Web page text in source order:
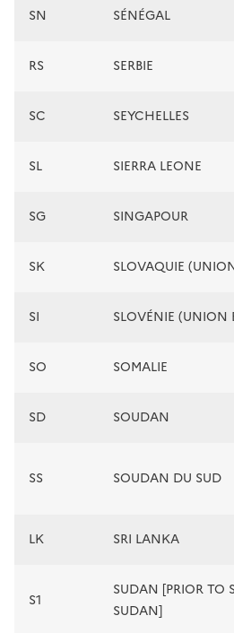
SN SÉNÉGAL
RS SERBIE
SC SEYCHELLES
SL SIERRA LEONE
SG SINGAPOUR
SK SLOVAQUIE
SI SLOVÉNIE (UNION
SO SOMALIE
SD SOUDAN
SS SOUDAN DU SUD
LK SRI LANKA
S1
SUDAN [PRIOR TO
SUDAN]